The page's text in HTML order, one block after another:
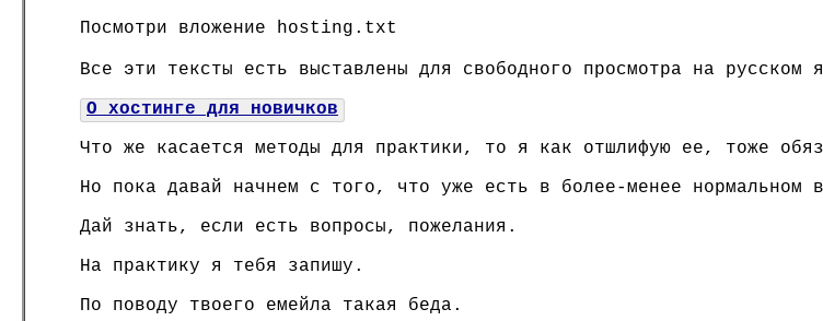
Посмотри вложение hosting.txt
Все эти тексты есть выставлены для свободного просмотра на русском
О хостинге для новичков
Что же касается методы для практики, то я как отшлифую ее, тоже
Но пока давай начнем с того, что уже есть в более-менее нормальном
Дай знать, если есть вопросы, пожелания.
На практику я тебя запишу.
По поводу твоего емейла такая беда.